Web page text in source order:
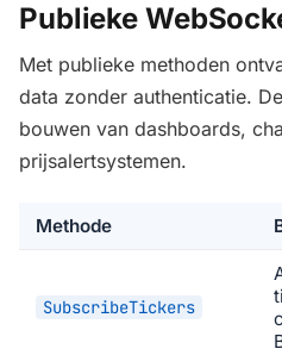
Publieke
Met publieke methoden
data zonder authenticatie.
bouwen van dashboards,
prijsalertsystemen.
Methode
SubscribeTickers